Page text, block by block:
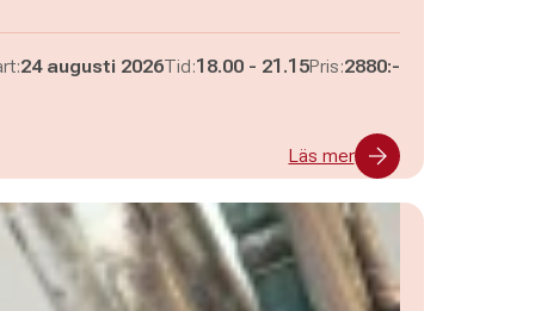
24 augusti 2026Tid:Pågår mellan
18.00 - och
21.15Pris:2880:-
Läs mer